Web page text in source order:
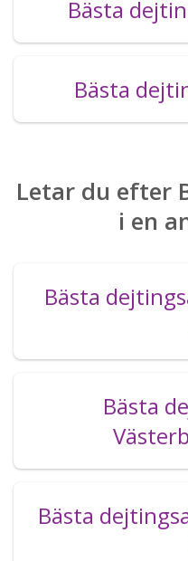
Bästa
Bästa
Letar du efter
i en
Bästa
Bästa
Bästa